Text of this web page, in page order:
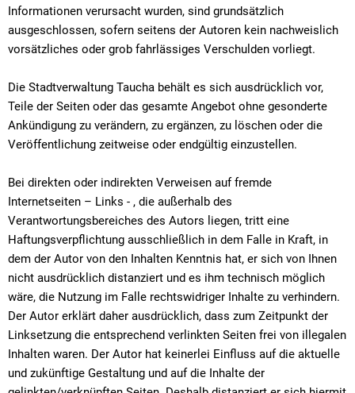
Informationen verursacht wurden, sind grundsätzlich
ausgeschlossen, sofern seitens der Autoren kein nachweislich
vorsätzliches oder grob fahrlässiges Verschulden vorliegt.
Die Stadtverwaltung Taucha behält es sich ausdrücklich vor,
Teile der Seiten oder das gesamte Angebot ohne gesonderte
Ankündigung zu verändern, zu ergänzen, zu löschen oder die
Veröffentlichung zeitweise oder endgültig einzustellen.
Bei direkten oder indirekten Verweisen auf fremde
Internetseiten – Links - , die außerhalb des
Verantwortungsbereiches des Autors liegen, tritt eine
Haftungsverpflichtung ausschließlich in dem Falle in Kraft, in
dem der Autor von den Inhalten Kenntnis hat, er sich von Ihnen
nicht ausdrücklich distanziert und es ihm technisch möglich
wäre, die Nutzung im Falle rechtswidriger Inhalte zu verhindern.
Der Autor erklärt daher ausdrücklich, dass zum Zeitpunkt der
Linksetzung die entsprechend verlinkten Seiten frei von illegalen
Inhalten waren. Der Autor hat keinerlei Einfluss auf die aktuelle
und zukünftige Gestaltung und auf die Inhalte der